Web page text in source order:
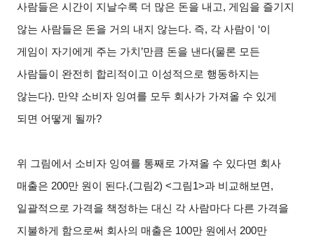
사람들은 시간이 지날수록 더 많은 돈을 내고, 게임을 즐기지
않는 사람들은 돈을 거의 내지 않는다. 즉, 각 사람이 ‘이
게임이 자기에게 주는 가치’만큼 돈을 낸다(물론 모든
사람들이 완전히 합리적이고 이성적으로 행동하지는
않는다). 만약 소비자 잉여를 모두 회사가 가져올 수 있게
되면 어떻게 될까?
위 그림에서 소비자 잉여를 통째로 가져올 수 있다면 회사
매출은 200만 원이 된다.(그림2) <그림1>과 비교해보면,
일괄적으로 가격을 책정하는 대신 각 사람마다 다른 가격을
지불하게 함으로써 회사의 매출은 100만 원에서 200만